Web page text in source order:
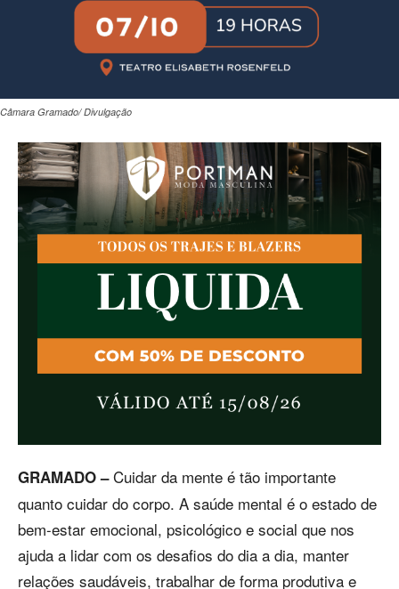
Câmara Gramado/ Divulgação
GRAMADO –Cuidar da mente é tão importante
quanto cuidar do corpo. A saúde mental é o estado de
bem-estar emocional, psicológico e social que nos
ajuda a lidar com os desafios do dia a dia, manter
relações saudáveis, trabalhar de forma produtiva e